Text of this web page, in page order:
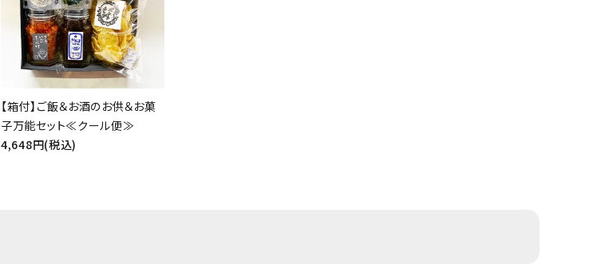
【箱付】ご飯＆お酒のお供＆お菓
子万能セット≪クール便≫
4,648円(税込)